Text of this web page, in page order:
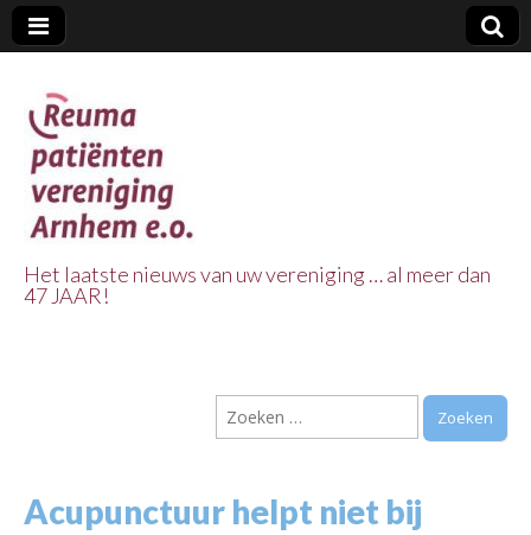
Vereniging
Arnhem e.o.
Het laatste nieuws van uw vereniging … al meer dan
47 JAAR!
Zoeken
naar:
Acupunctuur helpt niet bij